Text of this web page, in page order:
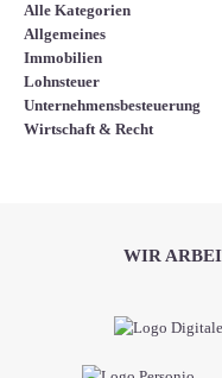
Alle Kategorien
Allgemeines
Immobilien
Lohnsteuer
Unternehmensbesteuerung
Wirtschaft & Recht
WIR